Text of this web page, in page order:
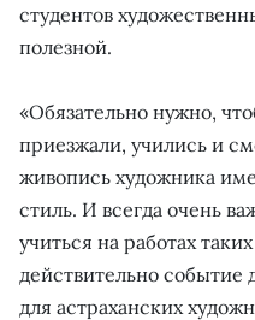
студентов
полезной.
«Обязательно нужно,
приезжали, учились и
живопись художника
стиль. И всегда очень
учиться на работах
действительно событие
для астраханских